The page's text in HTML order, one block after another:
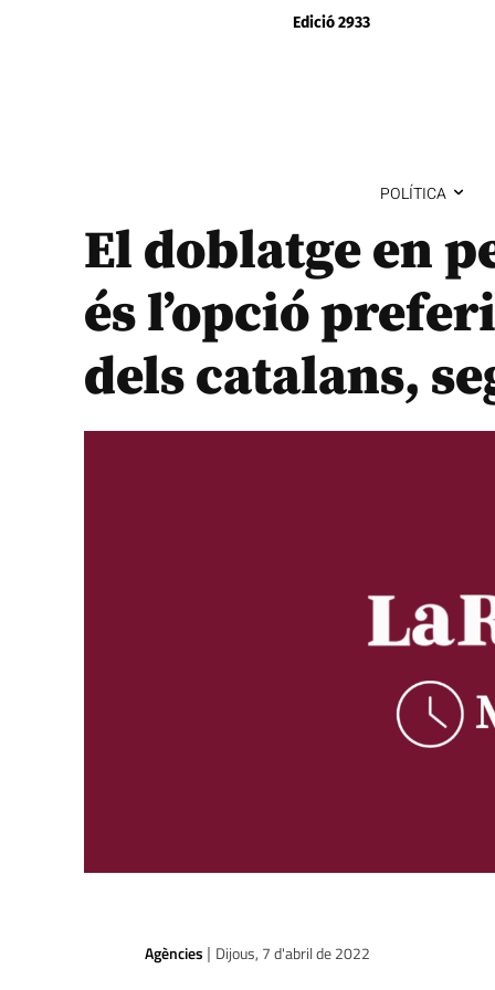
Edició 2933
POLÍTICA
El doblatge en
és l’opció
dels catalans,
Agències | Dijous, 7 d'abril de 2022